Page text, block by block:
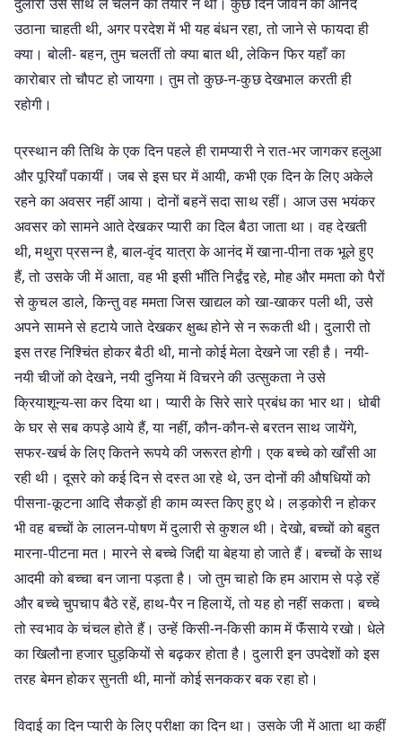
उठाना चाहती थी, अगर परदेश में भी यह बंधन रहा, तो जाने से फायदा ही
क्या। बोली- बहन, तुम चलतीं तो क्या बात थी, लेकिन फिर यहाँ का
कारोबार तो चौपट हो जायगा। तुम तो कुछ-न-कुछ देखभाल करती ही
रहोगी।
प्रस्थान की तिथि के एक दिन पहले ही रामप्यारी ने रात-भर जागकर हलुआ
और पूरियाँ पकायीं। जब से इस घर में आयी, कभी एक दिन के लिए अकेले
रहने का अवसर नहीं आया। दोनों बहनें सदा साथ रहीं। आज उस भयंकर
अवसर को सामने आते देखकर प्यारी का दिल बैठा जाता था। वह देखती
थी, मथुरा प्रसन्न है, बाल-वृंद यात्रा के आनंद में खाना-पीना तक भूले हुए
हैं, तो उसके जी में आता, वह भी इसी भाँति निर्द्वंद्व रहे, मोह और ममता को पैरों
से कुचल डाले, किन्तु वह ममता जिस खाद्यल को खा-खाकर पली थी, उसे
अपने सामने से हटाये जाते देखकर क्षुब्ध होने से न रूकती थी। दुलारी तो
इस तरह निश्चिंत होकर बैठी थी, मानो कोई मेला देखने जा रही है। नयी-
नयी चीजों को देखने, नयी दुनिया में विचरने की उत्सुकता ने उसे
क्रियाशून्य-सा कर दिया था। प्यारी के सिरे सारे प्रबंध का भार था। धोबी
के घर से सब कपड़े आये हैं, या नहीं, कौन-कौन-से बरतन साथ जायेंगे,
सफर-खर्च के लिए कितने रूपये की जरूरत होगी। एक बच्चे को खाँसी आ
रही थी। दूसरे को कई दिन से दस्त आ रहे थे, उन दोनों की औषधियों को
पीसना-कूटना आदि सैकड़ों ही काम व्यस्त किए हुए थे। लड़कोरी न होकर
भी वह बच्चों के लालन-पोषण में दुलारी से कुशल थी। देखो, बच्चों को बहुत
मारना-पीटना मत। मारने से बच्चे जिद्दी या बेहया हो जाते हैं। बच्चों के साथ
आदमी को बच्चा बन जाना पड़ता है। जो तुम चाहो कि हम आराम से पड़े रहें
और बच्चे चुपचाप बैठे रहें, हाथ-पैर न हिलायें, तो यह हो नहीं सकता। बच्चे
तो स्वभाव के चंचल होते हैं। उन्हें किसी-न-किसी काम में फॅंसाये रखो। धेले
का खिलौना हजार घुड़कियों से बढ़कर होता है। दुलारी इन उपदेशों को इस
तरह बेमन होकर सुनती थी, मानों कोई सनककर बक रहा हो।
विदाई का दिन प्यारी के लिए परीक्षा का दिन था। उसके जी में आता था कहीं